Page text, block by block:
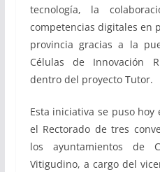
tecnología, la
competencias digitales en
provincia gracias a la
Células de Innovación
dentro del proyecto Tutor.
Esta iniciativa se puso
el Rectorado de tres
los ayuntamientos de
Vitigudino, a cargo del